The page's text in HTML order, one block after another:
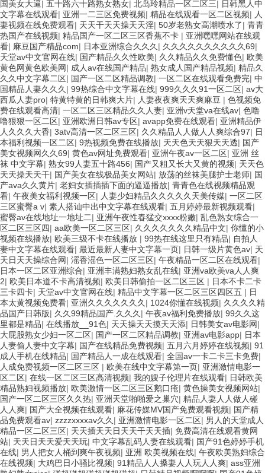
国美女大逼| 五十路六十路熟女熟女| 北岛玲精品一区二区三| 日韩黑人中
文字幕在线观看| 亚洲一二三区免费视频| 精品在线观看一区二区视频| 人
妻视频在线免费观看| 天天干天天操天天淫| 50岁老熟女高潮喷水了| 青青
热国产在线视频| 精品国产一区二区三区香蕉不卡 | 亚洲嘿嘿网站在线观
看| 麻豆国产精品com| 日本亚洲综合久久久 | 久久久久久久久久久久69|
天堂av中文官网在线| 国产精品久久性欧美| 久久精品久久免费懂色| 欧美
黄色网黄色欧美网| 成人av在线国产精品| 熟女成人国产精品视频| 精品久
久久中文字幕二区| 国产一区二区精品调教| 一区二区在线观看免费完| 中
国精品人妻久久久 | 99热综合中文字幕在线| 999久久久91一区二区| av大
西瓜人妻pro| 特黄特黄的日韩爽大片| 人妻夜夜爽天天爽麻豆 | 色视频免
费在线观看高清| 一区二区三区精品久久人妻| 亚洲v天堂va在线av| 色噜
噜狠狠一区二区| 亚洲欧洲日韩av专区| avapp免费在线观看| 亚洲精品伊
人久久久大香| 3atv高清一区二区三区| 久久精品人人做人人爽综合97| 日
本福利视频一区二区| 9热视频免费在线播放| 天天色天天狠天天透| 国产
美女视频网久久69| 黄色av网址免费观看| 亚洲午夜av一区二区| 亚洲 丝
袜 中文字幕| 熟女99人妻五十路456| 国产又粗又长大又黄的视频| 天天色
天天操天天干| 国产美女在线极品美女网站| 放荡的丝袜美腿护士老师| 国
产ava久久黄片| 老妇女插插插下面的逼逼播放| 青青色在线视频精品观
看| 午夜美女福利视频一区| 人妻少妇精品久久久久久天美传媒| 一区二区
三区蜜臀a v| 素人搭讪中出中文字幕在线观看| 五月婷婷最新视频观看|
蜜臀av在线地址一地址二| 亚洲午夜性春猛交xxxx粉嫩| 乱色熟女综合一
区二区三区四| aa欧美一区二区三区| 久久久久久久久精品中文| 你懂的小
视频在线播放| 欧美三级不卡在线播放 | 99热在线这里只有精品| 自拍人
妻中文字幕在线观看| 最近最新人妻中文字幕一页| 日韩一级片黄色av| 天
天日天天操综合网| 滛香滛色一区二区三区| 午夜精品一区二区在线观看|
日本一区二区亚洲综合| 亚洲丰满熟妇熟女乱在线| 亚洲va欧美va人人爽
2| 欧美日本道不卡高清视频| 欧美日韩偷拍一区二区三区 | 日本不卡二卡
三卡四卡| 天堂av中文官网在线| 精品中文字幕一区二区三区四区五 | 日
本太黄视频免费看| 亚洲久久久久久久久 | 1024你懂在线视频| 久久久久精
品国产日韩版| 久久99精品国产.久久久 | 午夜av福利免费播放| 99久久这
里都是精品| 在线播放__91色| 天天操天天摸天天添| 日韩美女av电影网|
大屁股熟女少妇一区二区| 国产一区二区精品调教| 亚洲av电影app| 日本
人妻偷人妻中文字幕| 国产在线精品免费视频| 五月六月婷婷在线视频| 91
成人手机在线精品| 国产精品人一成在线观看| 全国av一卡二卡三卡免费|
人成免费视频一区二区三区 | 欧美在线中文字幕第一页| 亚洲激情电影一
区二区| 在线一区二区三区高清视频| 我的嫂子伦理片在线观看| 日韩欧美
精品熟妇视频播放| 欧美激情一区二区三区鹅口疮| 黄色操美女视频网站|
国产一区二区三区久久热| 亚洲天堂啪啪爱之巢穴| 精品人妻人人做人碰
人人爽| 国产大全视频在线观看| 麻花传媒MV国产免费观看视频| 国产精
品免费观看av| zzzzxxxxav久久 | 亚洲激情电影一区二区| 男人的天堂成人
精品一区二区三区| 天天插天天日天天干天天插| 免费高清在线观看黄网
站| 天天日天天爱天天玩| 中文字幕乱码人妻在线观看| 国产91色婷婷手机
在线| 男人把女人桶到爽午夜视频| 亚洲 欧美视频在线| 午夜欧美熟妇综合
在线视频| 大鸡巴日小骚比视频| 91精品人人搡妻人人玩人人爽| ass亚洲